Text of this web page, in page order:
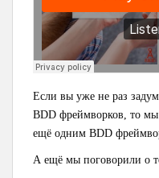
Если вы уже не раз
BDD фреймворков, то
ещё одним BDD
А ещё мы поговорили о